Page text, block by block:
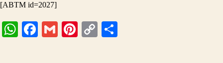
[ABTM id=2027]
W
Fa G
Pi
C